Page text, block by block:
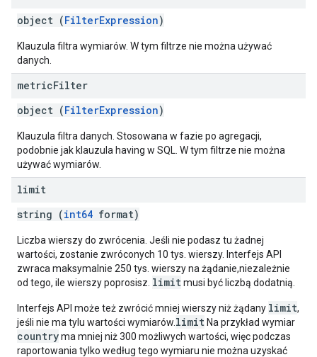
object (FilterExpression)
Klauzula filtra wymiarów. W tym filtrze nie można używać
danych.
metricFilter
object (FilterExpression)
Klauzula filtra danych. Stosowana w fazie po agregacji,
podobnie jak klauzula having w SQL. W tym filtrze nie można
używać wymiarów.
limit
string (int64 format)
Liczba wierszy do zwrócenia. Jeśli nie podasz tu żadnej
wartości, zostanie zwróconych 10 tys. wierszy. Interfejs API
zwraca maksymalnie 250 tys. wierszy na żądanie,niezależnie
od tego, ile wierszy poprosisz. limitmusi być liczbą dodatnią.
Interfejs API może też zwrócić mniej wierszy niż żądany limit,
jeśli nie ma tylu wartości wymiarów. limit Na przykład wymiar
countryma mniej niż 300 możliwych wartości, więc podczas
raportowania tylko według tego wymiaru nie można uzyskać